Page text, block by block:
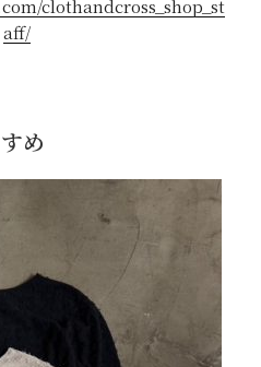
clothandcross_shop_st
aff/
め